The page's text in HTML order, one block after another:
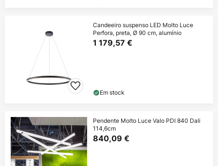
Candeeiro suspenso LED Molto Luce
Perfora, preta, Ø 90 cm, alumínio
1 179,57 €
Em stock
Pendente Molto Luce Valo PDI 840 Dali
114,6cm
840,09 €